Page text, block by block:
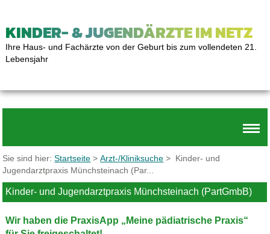
KINDER- & JUGENDÄRZTE IM NETZ
Ihre Haus- und Fachärzte von der Geburt bis zum vollendeten 21.
Lebensjahr
Sie sind hier:Startseite >Arzt-/Kliniksuche > Kinder- und
Jugendarztpraxis Münchsteinach (Par...
Kinder- und Jugendarztpraxis Münchsteinach (PartGmbB)
Wir haben die PraxisApp „Meine pädiatrische Praxis“